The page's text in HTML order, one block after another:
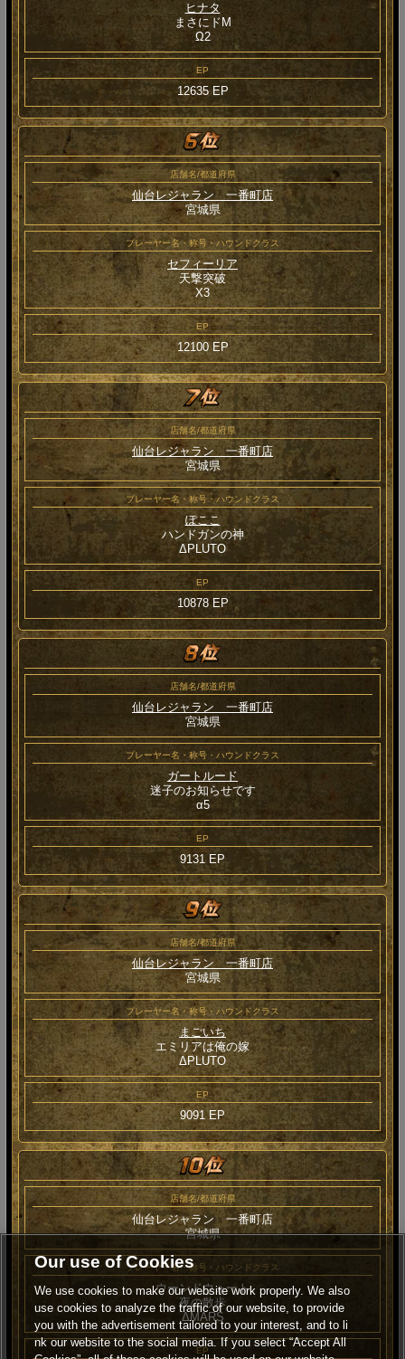
ヒナタ
まさにドM
Ω2
EP
12635 EP
店舗名/都道府県
仙台レジャラン 一番町店
宮城県
プレーヤー名・称号・ハウンドクラス
セフィーリア
天撃突破
Χ3
EP
12100 EP
店舗名/都道府県
仙台レジャラン 一番町店
宮城県
プレーヤー名・称号・ハウンドクラス
ぽここ
ハンドガンの神
ΔPLUTO
EP
10878 EP
店舗名/都道府県
仙台レジャラン 一番町店
宮城県
プレーヤー名・称号・ハウンドクラス
ガートルード
迷子のお知らせです
α5
EP
9131 EP
店舗名/都道府県
仙台レジャラン 一番町店
宮城県
プレーヤー名・称号・ハウンドクラス
まごいち
エミリアは俺の嫁
ΔPLUTO
EP
9091 EP
店舗名/都道府県
仙台レジャラン 一番町店
宮城県
プレーヤー名・称号・ハウンドクラス
ウーンドウォート
夜の散歩
ΔMARS
EP
Our use of Cookies
We use cookies to make our website work properly. We also
use cookies to analyze the traffic of our website, to provide
you with the advertisement tailored to your interest, and to li
nk our website to the social media. If you select “Accept All